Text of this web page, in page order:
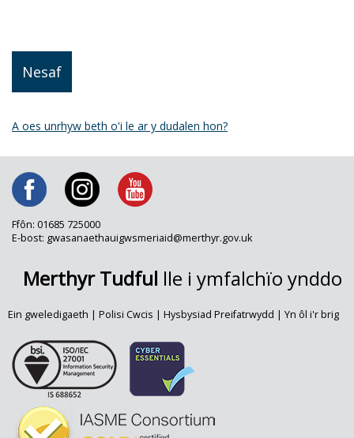
A oes unrhyw beth o'i le ar y dudalen hon?
Ffôn: 01685 725000
E-bost: gwasanaethauigwsmeriaid@merthyr.gov.uk
Merthyr Tudful lle i ymfalchïo ynddo
Ein gweledigaeth | Polisi Cwcis | Hysbysiad Preifatrwydd | Yn ôl i'r brig